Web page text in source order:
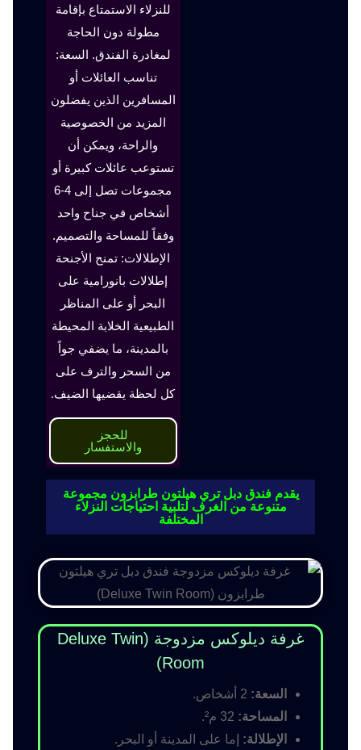
للنزلاء الاستمتاع بإقامة
مطولة دون الحاجة
لمغادرة الفندق. السعة:
تناسب العائلات أو
المسافرين الذين يفضلون
المزيد من الخصوصية
والراحة، ويمكن أن
تستوعب عائلات كبيرة أو
مجموعات تصل إلى 4-6
أشخاص في جناح واحد
وفقاً للمساحة والتصميم.
الإطلالات: تمنح الأجنحة
إطلالات بانورامية على
البحر أو على المناظر
الطبيعية الخلابة المحيطة
بالمدينة، ما يضفي جواً
من السحر والترف على
كل لحظة يقضيها الضيف.
للحجز
والاستفسار
يقدم فندق دبل تري هيلتون طرابزون مجموعة
متنوعة من الغرف لتلبية احتياجات النزلاء
المختلفة
غرفة ديلوكس مزدوجة (Deluxe Twin
Room)
السعة:
المساحة:
الإطلالة: إما على المدينة أو البحر.